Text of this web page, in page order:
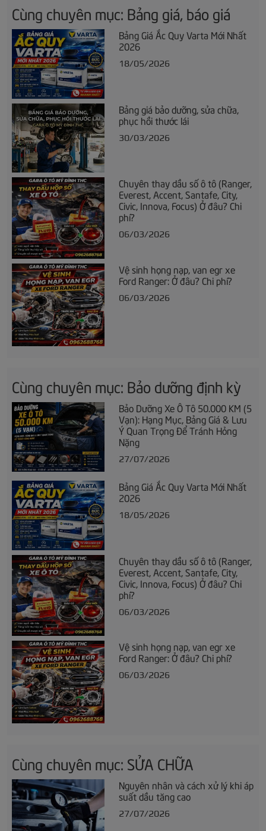
Cùng chuyên mục: Bảng giá, báo giá
Bảng Giá Ắc Quy Varta Mới Nhất
2026
18/05/2026
Bảng giá bảo dưỡng, sửa chữa,
phục hồi thước lái
30/03/2026
Chuyên thay dầu số ô tô (Ranger,
Everest, Accent, Santafe, City,
Civic, Innova, Focus) Ở đâu? Chi
phí?
06/03/2026
Vệ sinh họng nạp, van egr xe
Ford Ranger: Ở đâu? Chi phí?
06/03/2026
Cùng chuyên mục: Bảo dưỡng định kỳ
Bảo Dưỡng Xe Ô Tô 50.000 KM (5
Vạn): Hạng Mục, Bảng Giá & Lưu
Ý Quan Trọng Để Tránh Hỏng
Nặng
27/07/2026
Bảng Giá Ắc Quy Varta Mới Nhất
2026
18/05/2026
Chuyên thay dầu số ô tô (Ranger,
Everest, Accent, Santafe, City,
Civic, Innova, Focus) Ở đâu? Chi
phí?
06/03/2026
Vệ sinh họng nạp, van egr xe
Ford Ranger: Ở đâu? Chi phí?
06/03/2026
Cùng chuyên mục: SỬA CHỮA
Nguyên nhân và cách xử lý khi áp
suất dầu tăng cao
27/07/2026